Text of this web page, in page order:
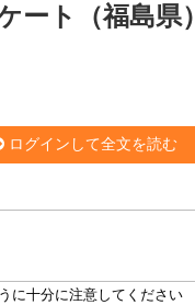
ート（福島県）
ログインして全文を読む